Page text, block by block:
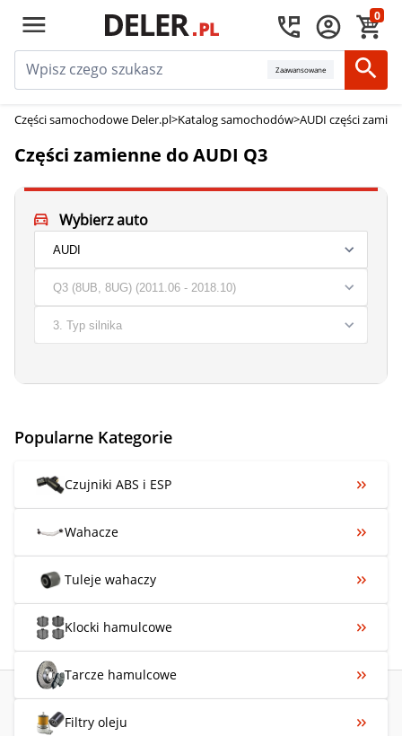
0
Zaawansowane
Części samochodowe Deler.pl>Katalog samochodów>AUDI części
Części zamienne do AUDI Q3
Wybierz auto
Popularne Kategorie
Czujniki ABS i ESP
Wahacze
Tuleje wahaczy
Klocki hamulcowe
Tarcze hamulcowe
Filtry oleju